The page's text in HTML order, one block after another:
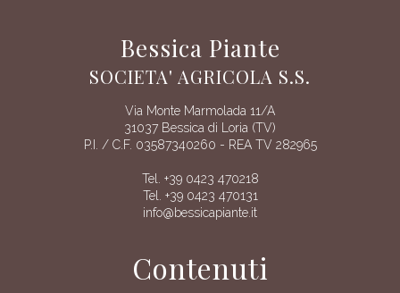
Bessica Piante
SOCIETA' AGRICOLA S.S.
Via Monte Marmolada 11/A
31037 Bessica di Loria (TV)
P.I. / C.F. 03587340260 - REA TV 282965
Tel. +39 0423 470218
Tel. +39 0423 470131
info@bessicapiante.it
Contenuti